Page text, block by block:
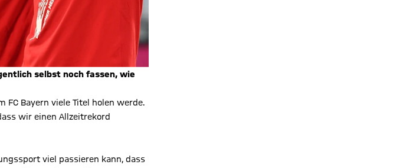
selbst noch fassen, wie
FC Bayern viele Titel holen werde.
wir einen Allzeitrekord
viel passieren kann, dass